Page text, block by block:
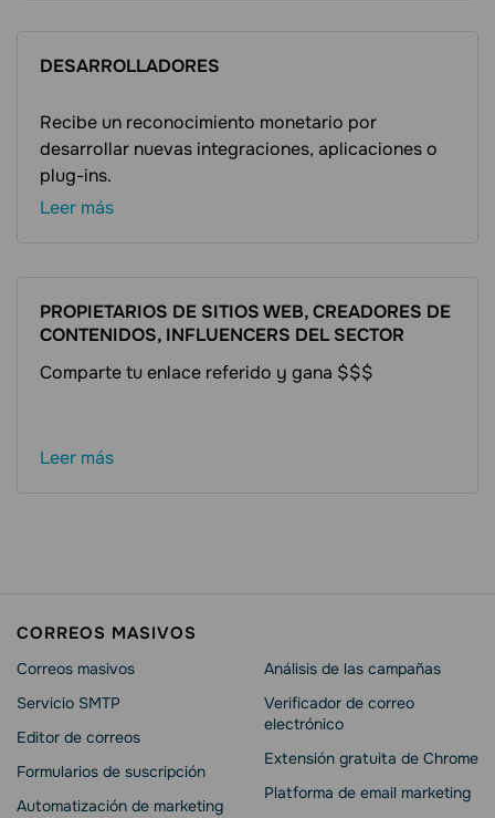
DESARROLLADORES
Recibe un reconocimiento monetario por
desarrollar nuevas integraciones, aplicaciones o
plug-ins.
Leer más
PROPIETARIOS DE SITIOS WEB, CREADORES DE
CONTENIDOS, INFLUENCERS DEL SECTOR
Comparte tu enlace referido y gana $$$
Leer más
CORREOS MASIVOS
Correos masivos
Servicio SMTP
Editor de correos
Formularios de suscripción
Automatización de marketing
Análisis de las campañas
Verificador de correo
electrónico
Extensión gratuita de Chrome
Platforma de email marketing